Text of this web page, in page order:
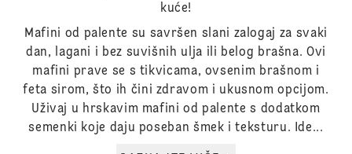
kuće!
Mafini od palente su savršen slani zalogaj za svaki
dan, lagani i bez suvišnih ulja ili belog brašna. Ovi
mafini prave se s tikvicama, ovsenim brašnom i
feta sirom, što ih čini zdravom i ukusnom opcijom.
Uživaj u hrskavim mafini od palente s dodatkom
semenki koje daju poseban šmek i teksturu. Ide...